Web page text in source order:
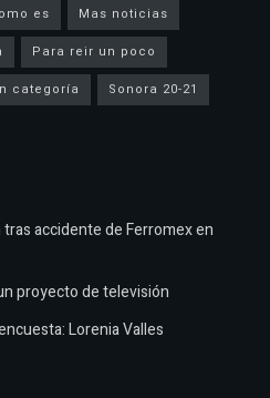
es
Mas noticias
Para reir un poco
categoría
Sonora 20-21
accidente de Ferromex en
proyecto de televisión
Lorenia Valles